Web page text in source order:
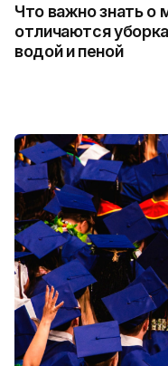
Что важно знать о
отличаются
водой и пеной